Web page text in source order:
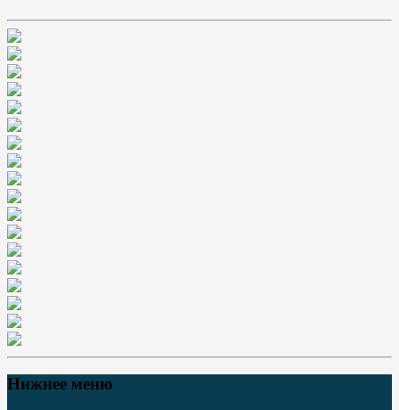
Нижнее меню